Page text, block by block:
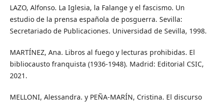
LAZO, Alfonso. La Iglesia, la Falange y el fascismo. Un
estudio de la prensa española de posguerra. Sevilla:
Secretariado de Publicaciones. Universidad de Sevilla, 1998.
MARTÍNEZ, Ana. Libros al fuego y lecturas prohibidas. El
bibliocausto franquista (1936-1948). Madrid: Editorial CSIC,
2021.
MELLONI, Alessandra. y PEÑA-MARÍN, Cristina. El discurso